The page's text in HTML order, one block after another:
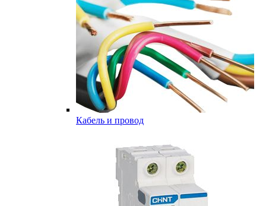
Кабель и провод